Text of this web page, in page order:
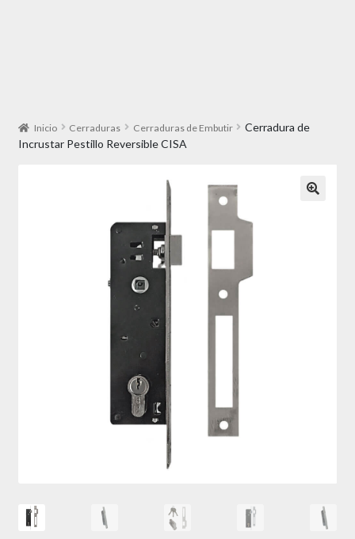
Inicio Cerraduras Cerraduras de Embutir
Cerradura de
Incrustar Pestillo Reversible CISA